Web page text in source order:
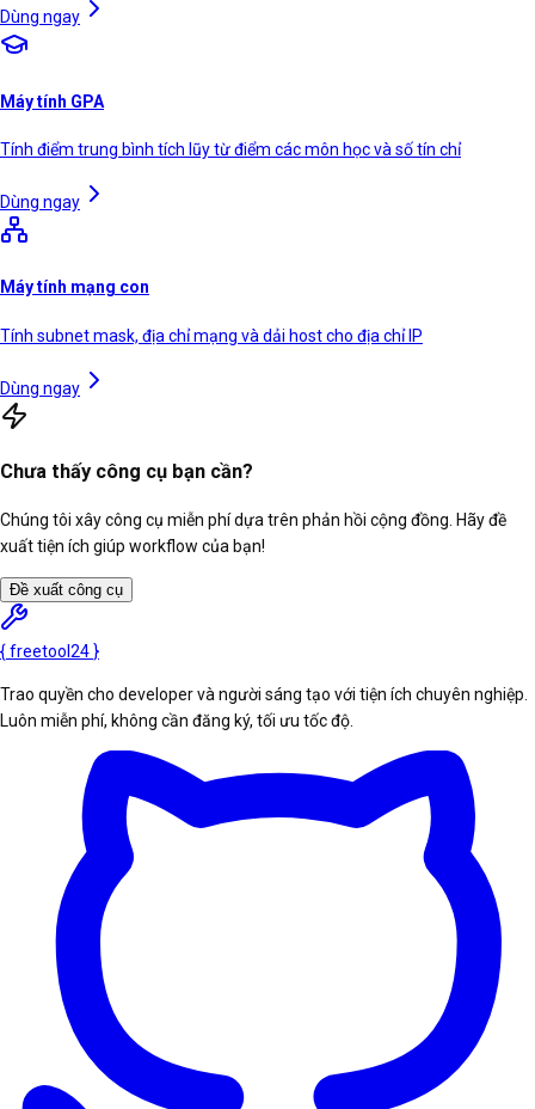
Dùng ngay
Máy tính GPA
Tính điểm trung bình tích lũy từ điểm các môn học và số tín chỉ
Dùng ngay
Máy tính mạng con
Tính subnet mask, địa chỉ mạng và dải host cho địa chỉ IP
Dùng ngay
Chưa thấy công cụ bạn cần?
Chúng tôi xây công cụ miễn phí dựa trên phản hồi cộng đồng. Hãy đề
xuất tiện ích giúp workflow của bạn!
Đề xuất công cụ
{freetool 24 }
Trao quyền cho developer và người sáng tạo với tiện ích chuyên nghiệp.
Luôn miễn phí, không cần đăng ký, tối ưu tốc độ.